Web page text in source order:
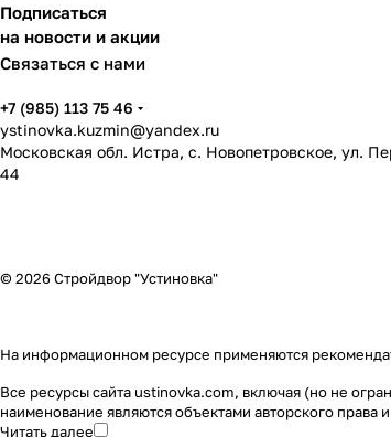
Подписаться
на новости и акции
Связаться с нами
+7 (985) 113 75 46
ystinovka.kuzmin@yandex.ru
Московская обл. Истра, с. Новопетровское, ул.
44
© 2026 Стройдвор "Устиновка"
На информационном ресурсе применяются
Все ресурсы сайта ustinovka.com, включая (но не
наименование являются объектами авторского
Читать далее